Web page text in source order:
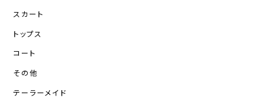
スカート
トップス
コート
その他
テーラーメイド